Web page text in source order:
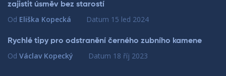
zajistit úsměv bez starostí
Od Eliška Kopecká Datum 15 led 2024
Rychlé tipy pro odstranění černého zubního kamene
Od Václav Kopecký Datum 18 říj 2023